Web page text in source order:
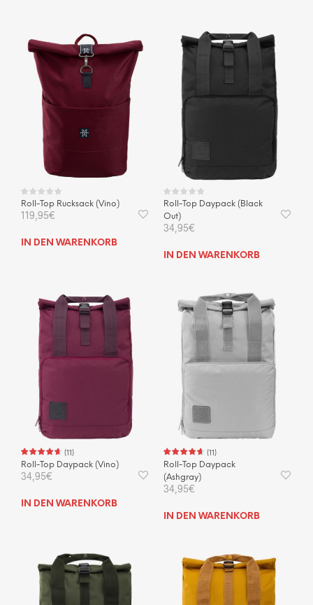
Roll-Top Rucksack (Vino)
119,95€
IN DEN WARENKORB
Roll-Top Daypack (Black
Out)
34,95€
IN DEN WARENKORB
(11)
Roll-Top Daypack (Vino)
34,95€
IN DEN WARENKORB
(11)
Roll-Top Daypack
(Ashgray)
34,95€
IN DEN WARENKORB